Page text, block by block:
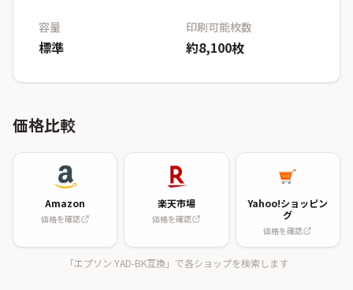
容量
標準
印刷可能枚数
約8,100枚
価格比較
Amazon
価格を確認
楽天市場
価格を確認
Yahoo!ショッピン
グ
価格を確認
「エプソン YAD-BK互換」で各ショップを検索します